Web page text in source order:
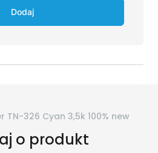
Dodaj
TN-326 Cyan 3,5k 100% new
o produkt